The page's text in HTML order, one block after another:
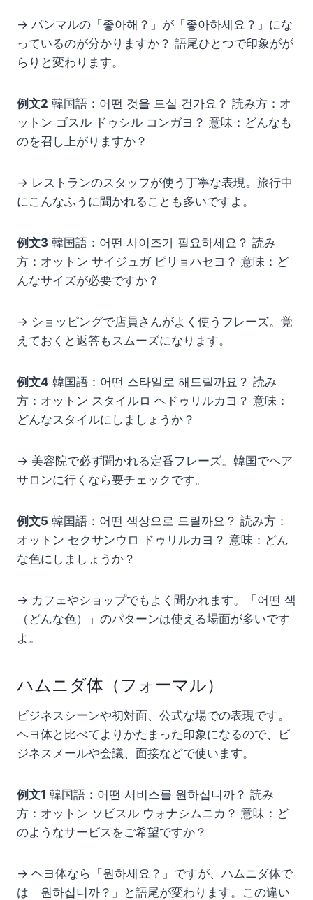
→ パンマルの「좋아해？」が「좋아하세요？」にな
っているのが分かりますか？ 語尾ひとつで印象がが
らりと変わります。
例文2 韓国語：어떤 것을 드실 건가요？ 読み方：オ
ットン ゴスル ドゥシル コンガヨ？ 意味：どんなも
のを召し上がりますか？
→ レストランのスタッフが使う丁寧な表現。旅行中
にこんなふうに聞かれることも多いですよ。
例文3 韓国語：어떤 사이즈가 필요하세요？ 読み
方：オットン サイジュガ ピリョハセヨ？ 意味：ど
んなサイズが必要ですか？
→ ショッピングで店員さんがよく使うフレーズ。覚
えておくと返答もスムーズになります。
例文4 韓国語：어떤 스타일로 해드릴까요？ 読み
方：オットン スタイルロ ヘドゥリルカヨ？ 意味：
どんなスタイルにしましょうか？
→ 美容院で必ず聞かれる定番フレーズ。韓国でヘア
サロンに行くなら要チェックです。
例文5 韓国語：어떤 색상으로 드릴까요？ 読み方：
オットン セクサンウロ ドゥリルカヨ？ 意味：どん
な色にしましょうか？
→ カフェやショップでもよく聞かれます。「어떤 색
（どんな色）」のパターンは使える場面が多いです
よ。
ハムニダ体（フォーマル）
ビジネスシーンや初対面、公式な場での表現です。
ヘヨ体と比べてよりかたまった印象になるので、ビ
ジネスメールや会議、面接などで使います。
例文1 韓国語：어떤 서비스를 원하십니까？ 読み
方：オットン ソビスル ウォナシムニカ？ 意味：ど
のようなサービスをご希望ですか？
→ ヘヨ体なら「원하세요？」ですが、ハムニダ体で
は「원하십니까？」と語尾が変わります。この違い